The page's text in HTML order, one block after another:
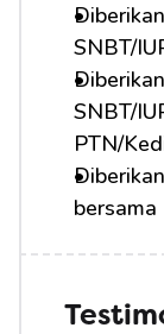
SNBT/
SNBT/
PTN/